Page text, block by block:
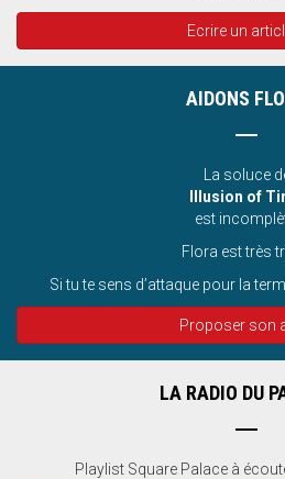
Ecrire un
AIDONS
La soluce
Illusion of
est
Flora est très
Si tu te sens d’attaque pour la
Proposer son
LA RADIO DU
Playlist Square Palace à